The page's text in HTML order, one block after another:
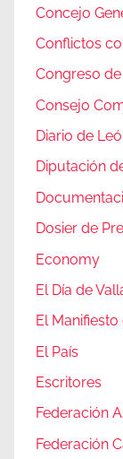
Concejo
Conflictos
Congreso
Consejo
Diario de
Diputación
Dosier de
Economy
El Día de
El
El País
Escritores
Federación
Federación